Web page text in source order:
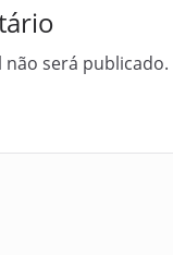
não será publicado.